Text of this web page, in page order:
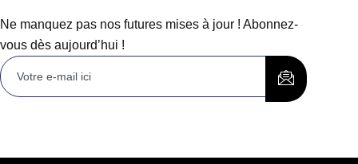
Ne manquez pas nos futures mises à jour ! Abonnez-
vous dès aujourd’hui !